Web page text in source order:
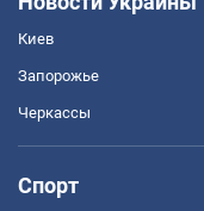
Киев
Запорожье
Черкассы
Спорт